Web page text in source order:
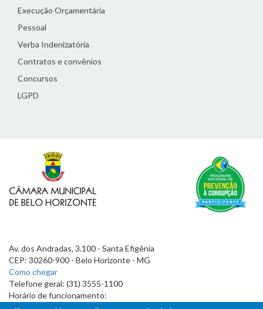
Execução Orçamentária
Pessoal
Verba Indenizatória
Contratos e convênios
Concursos
LGPD
Av. dos Andradas, 3.100 - Santa Efigênia
CEP: 30260-900 - Belo Horizonte - MG
Como chegar
Telefone geral: (31) 3555-1100
Horário de funcionamento:
7h às 19h